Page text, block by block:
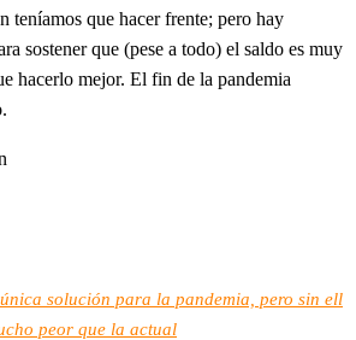
teníamos que hacer frente; pero hay
sostener que (pese a todo) el saldo es muy
hacerlo mejor. El fin de la pandemia
solución para la pandemia, pero sin ell
peor que la actual